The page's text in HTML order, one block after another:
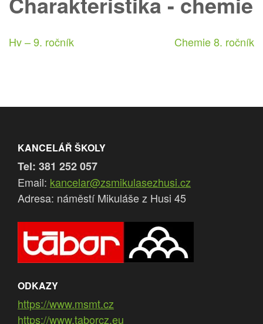
Navigace
Hv – 9. ročník Chemie 8. ročník
KANCELÁŘ ŠKOLY
Tel: 381 252 057
Email: kancelar@zsmikulasezhusi.cz
Adresa: náměstí Mikuláše z Husi 45
ODKAZY
https://www.msmt.cz
https://www.taborcz.eu